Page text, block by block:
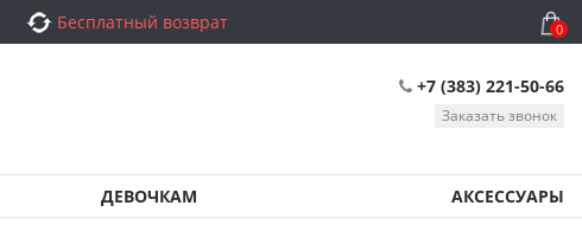
Бесплатный возврат 0
+7 (383) 221-50-66
Заказать звонок
ДЕВОЧКАМ АКСЕССУАРЫ